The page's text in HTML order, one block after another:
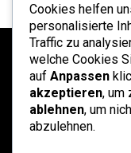
Ruang refleksi dan
Cookies helfen
personalisierte
Traffic zu
welche Cookies
auf Anpassen
akzeptieren, um
ablehnen, um
abzulehnen.